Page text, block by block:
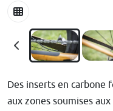
Des inserts en carbone
aux zones soumises